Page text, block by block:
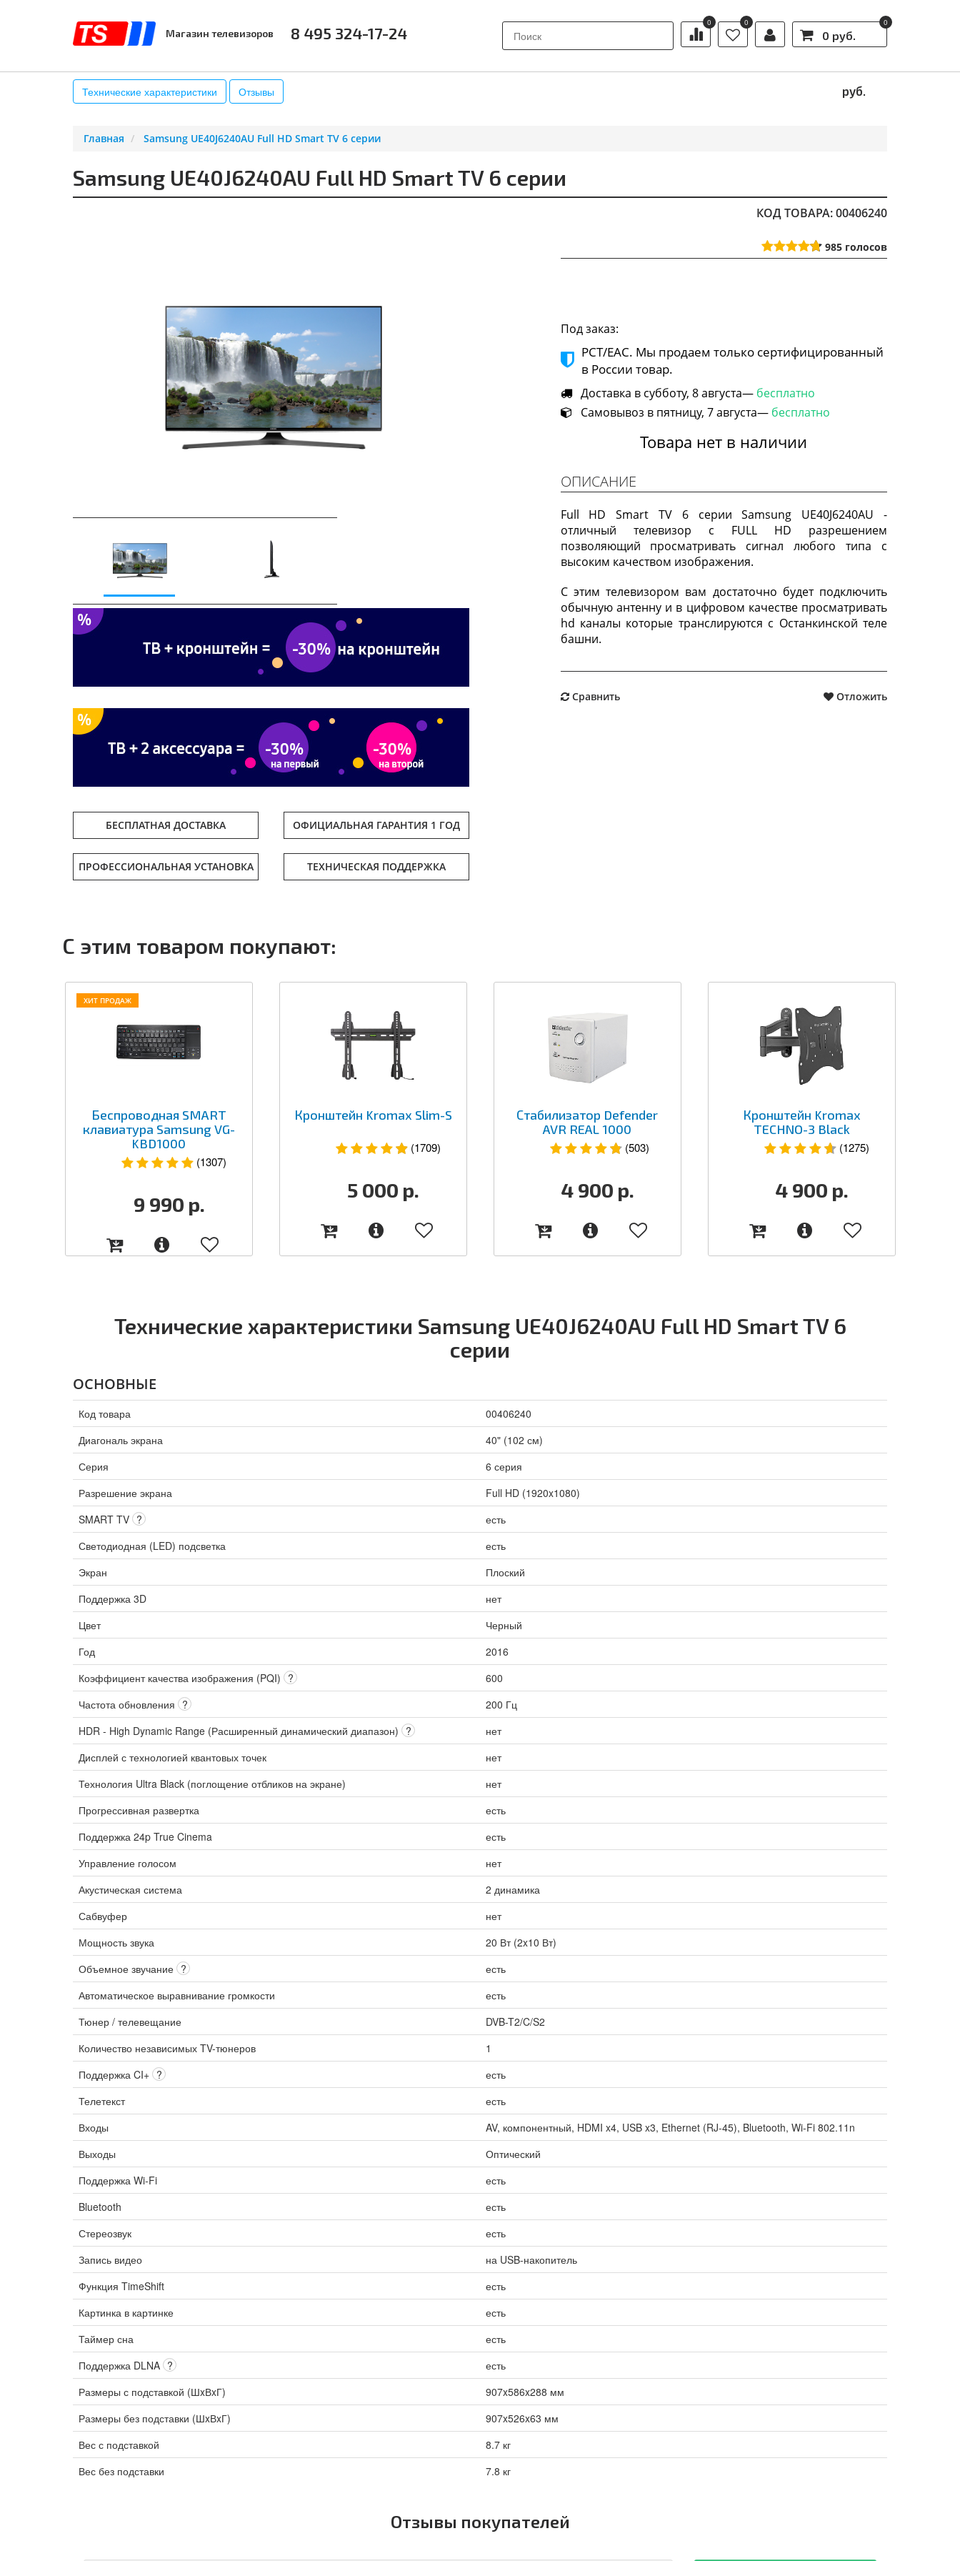
Магазин телевизоров 8 495 324-17-24
0 0
0 руб.
0
Технические характеристики Отзывы руб.
КАТАЛОГ АКСЕССУАРЫ
Главная Samsung UE40J6240AU Full HD Smart TV 6 серии
Samsung UE40J6240AU Full HD Smart TV 6 серии
КОД ТОВАРА: 00406240
БЕСПЛАТНАЯ ДОСТАВКА ОФИЦИАЛЬНАЯ ГАРАНТИЯ 1 ГОД
ТЕХНИЧЕСКАЯ ПОДДЕРЖКА
ПРОФЕССИОНАЛЬНАЯ УСТАНОВКА
985 голосов
Под заказ:
РСТ/ЕАС. Мы продаем только сертифицированный
в России товар.
Доставка в субботу, 8 августа— бесплатно
Самовывоз в пятницу, 7 августа— бесплатно
Товара нет в наличии
ОПИСАНИЕ
Full HD Smart TV 6 серии Samsung UE40J6240AU -
отличный телевизор с FULL HD разрешением
позволяющий просматривать сигнал любого типа с
высоким качеством изображения.
С этим телевизором вам достаточно будет подключить
обычную антенну и в цифровом качестве просматривать
hd каналы которые транслируются с Останкинской теле
башни.
Сравнить Отложить
С этим товаром покупают:
ХИТ ПРОДАЖ
Беспроводная SMART
клавиатура Samsung VG-
KBD1000
(1307)
9 990 р.
Кронштейн Kromax Slim-S
(1709)
5 000 р.
Стабилизатор Defender
AVR REAL 1000
(503)
4 900 р.
Кронштейн Kromax
TECHNO-3 Black
(1275)
4 900 р.
Технические характеристики Samsung UE40J6240AU Full HD Smart TV 6
серии
ОСНОВНЫЕ
Код товара
00406240
Диагональ экрана
40" (102 см)
Серия
6 серия
Разрешение экрана
Full HD (1920x1080)
SMART TV ?
есть
Светодиодная (LED) подсветка
есть
Экран
Плоский
Поддержка 3D
нет
Цвет
Черный
Год
2016
Коэффициент качества изображения (PQI) ?
600
Частота обновления ?
200 Гц
HDR - High Dynamic Range (Расширенный динамический диапазон) ?
нет
Дисплей с технологией квантовых точек
нет
Технология Ultra Black (поглощение отбликов на экране)
нет
Прогрессивная развертка
есть
Поддержка 24p True Cinema
есть
Управление голосом
нет
Акустическая система
2 динамика
Сабвуфер
нет
Мощность звука
20 Вт (2x10 Вт)
Объемное звучание ?
есть
Автоматическое выравнивание громкости
есть
Тюнер / телевещание
DVB-T2/C/S2
Количество независимых TV-тюнеров
1
Поддержка CI+ ?
есть
Телетекст
есть
Входы
AV, компонентный, HDMI x4, USB x3, Ethernet (RJ-45), Bluetooth, Wi-Fi 802.11n
Выходы
Оптический
Поддержка Wi-Fi
есть
Bluetooth
есть
Стереозвук
есть
Запись видео
на USB-накопитель
Функция TimeShift
есть
Картинка в картинке
есть
Таймер сна
есть
Поддержка DLNA ?
есть
Размеры с подставкой (ШxВxГ)
907x586x288 мм
Размеры без подставки (ШxВxГ)
907x526x63 мм
Вес с подставкой
8.7 кг
Вес без подставки
7.8 кг
Отзывы покупателей